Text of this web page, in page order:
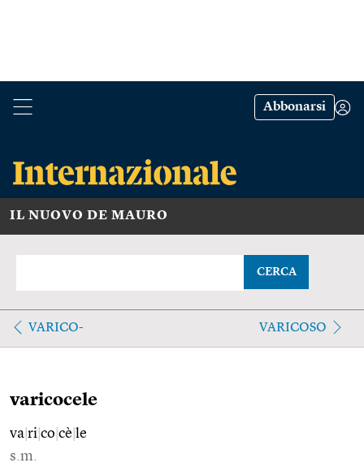
Abbonarsi
IL NUOVO DE MAURO
CERCA
VARICO- VARICOSO
varicocele
va ri co cè le
s.m.